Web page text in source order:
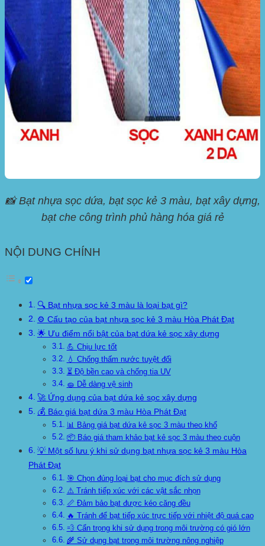
📸 Bạt nhựa sọc dứa, bạt sọc kẻ 3 màu, bạt xây dựng,
bạt che công trình phủ hàng hóa giá rẻ
NỘI DUNG CHÍNH
🔍 Bạt nhựa sọc kẻ 3 màu là loại bạt gì?
⚙️ Cấu tạo của bạt nhựa sọc kẻ 3 màu Hòa Phát Đạt
🌟 Ưu điểm nổi bật của bạt dứa kẻ sọc xây dựng
💪 Chịu lực tốt
💧 Chống thấm nước tuyệt đối
⏳ Độ bền cao và chống tia UV
🧽 Dễ dàng vệ sinh
🚀 Ứng dụng của bạt dứa kẻ sọc xây dựng
💰 Báo giá bạt dứa 3 màu Hòa Phát Đạt
📊 Bảng giá bạt dứa kẻ sọc 3 màu theo khổ
📦 Báo giá tham khảo bạt kẻ sọc 3 màu theo cuộn
💡 Một số lưu ý khi sử dụng bạt nhựa sọc kẻ 3 màu Hòa
Phát Đạt
🎯 Chọn đúng loại bạt cho mục đích sử dụng
⚠️ Tránh tiếp xúc với các vật sắc nhọn
📏 Đảm bảo bạt được kéo căng đều
🔥 Tránh để bạt tiếp xúc trực tiếp với nhiệt độ quá cao
💨 Cẩn trọng khi sử dụng trong môi trường có gió lớn
🌾 Sử dụng bạt trong môi trường nông nghiệp